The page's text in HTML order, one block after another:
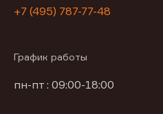
+7 (495) 787-77-48
График работы
пн-пт : 09:00-18:00